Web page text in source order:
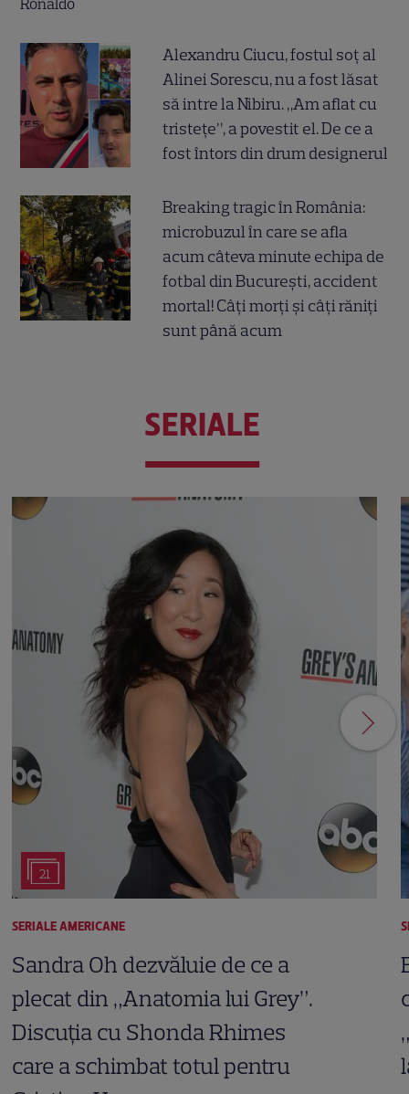
Alexandru Ciucu, fostul soț al
Alinei Sorescu, nu a fost lăsat
să intre la Nibiru. „Am aflat cu
tristețe”, a povestit el. De ce a
fost întors din drum designerul
Breaking tragic în România:
microbuzul în care se afla
acum câteva minute echipa de
fotbal din București, accident
mortal! Câți morți și câți răniți
sunt până acum
SERIALE
21
SERIALE AMERICANE
Sandra Oh dezvăluie de ce a
plecat din „Anatomia lui Grey”.
Discuția cu Shonda Rhimes
care a schimbat totul pentru